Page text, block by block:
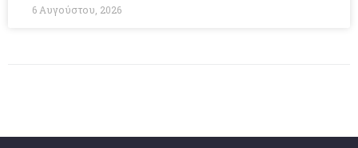
6 Αυγούστου, 2026